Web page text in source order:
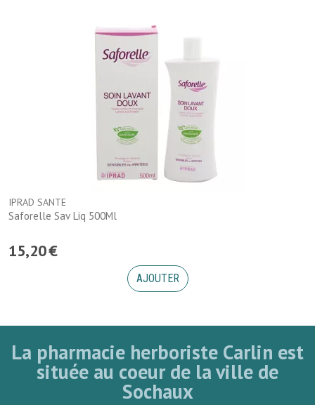
IPRAD SANTE
Saforelle Sav Liq 500Ml
15,20€
AJOUTER
La pharmacie herboriste Carlin est
située au coeur de la ville de
Sochaux